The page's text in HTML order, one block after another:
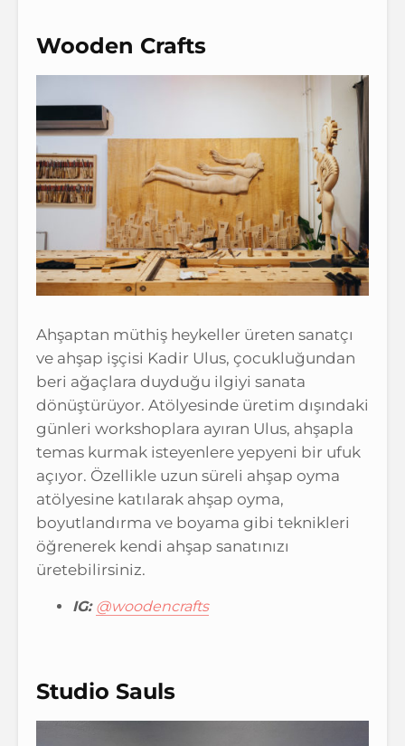
Wooden Crafts
Ahşaptan müthiş heykeller üreten sanatçı
ve ahşap işçisi Kadir Ulus, çocukluğundan
beri ağaçlara duyduğu ilgiyi sanata
dönüştürüyor. Atölyesinde üretim dışındaki
günleri workshoplara ayıran Ulus, ahşapla
temas kurmak isteyenlere yepyeni bir ufuk
açıyor. Özellikle uzun süreli ahşap oyma
atölyesine katılarak ahşap oyma,
boyutlandırma ve boyama gibi teknikleri
öğrenerek kendi ahşap sanatınızı
üretebilirsiniz.
IG: @woodencrafts
Studio Sauls